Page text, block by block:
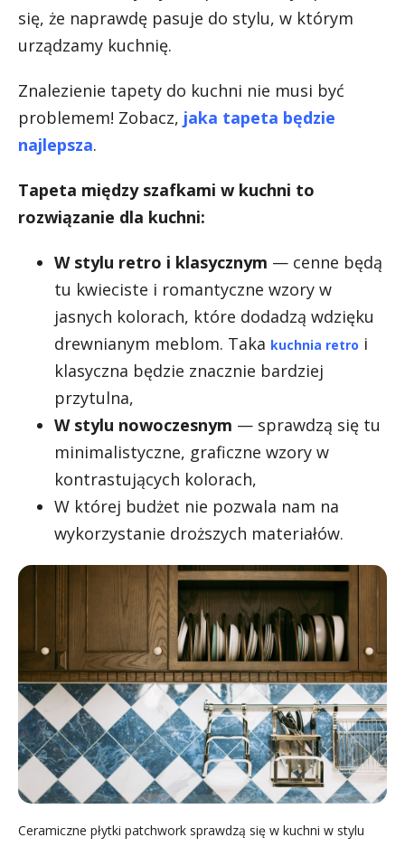
się, że naprawdę pasuje do stylu, w którym
urządzamy kuchnię.
Znalezienie tapety do kuchni nie musi być
problemem! Zobacz, jaka tapeta będzie
najlepsza.
Tapeta między szafkami w kuchni to
rozwiązanie dla kuchni:
W stylu retro i klasycznym — cenne będą
tu kwieciste i romantyczne wzory w
jasnych kolorach, które dodadzą wdzięku
drewnianym meblom. Taka kuchnia retro i
klasyczna będzie znacznie bardziej
przytulna,
W stylu nowoczesnym — sprawdzą się tu
minimalistyczne, graficzne wzory w
kontrastujących kolorach,
W której budżet nie pozwala nam na
wykorzystanie droższych materiałów.
Ceramiczne płytki patchwork sprawdzą się w kuchni w stylu